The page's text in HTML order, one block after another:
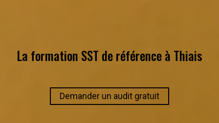
La formation SST de référence à Thiais
Demander un audit gratuit